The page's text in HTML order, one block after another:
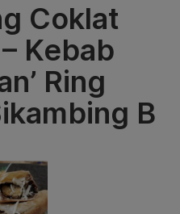
Coklat
Kebab
Ring
B